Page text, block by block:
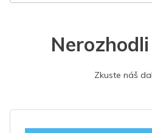
Zkuste náš